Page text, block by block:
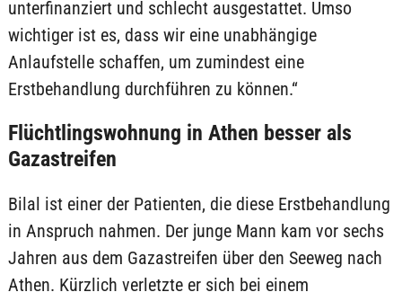
unterfinanziert und schlecht ausgestattet. Umso
wichtiger ist es, dass wir eine unabhängige
Anlaufstelle schaffen, um zumindest eine
Erstbehandlung durchführen zu können.“
Flüchtlingswohnung in Athen besser als
Gazastreifen
Bilal ist einer der Patienten, die diese Erstbehandlung
in Anspruch nahmen. Der junge Mann kam vor sechs
Jahren aus dem Gazastreifen über den Seeweg nach
Athen. Kürzlich verletzte er sich bei einem